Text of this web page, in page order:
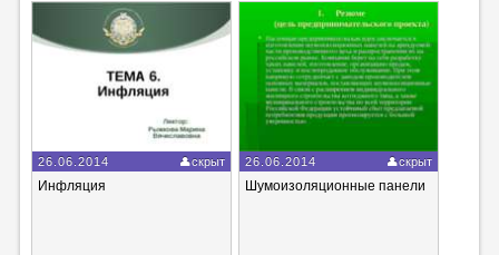
26.06.2014 скрыт
Инфляция
26.06.2014 скрыт
Шумоизоляционные панели